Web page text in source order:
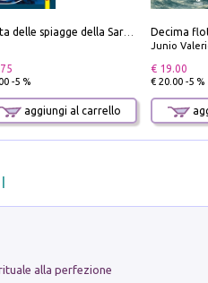
-5 %
aggiungi al carrello
Junio
€ 19.00
€ 20.00 -5 %
alla perfezione